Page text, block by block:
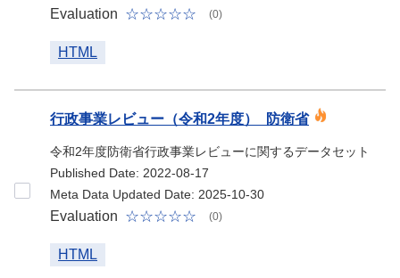
Evaluation (0)
HTML
行政事業レビュー（令和2年度）_防衛省
令和2年度防衛省行政事業レビューに関するデータセット
Published Date: 2022-08-17
Meta Data Updated Date: 2025-10-30
Evaluation (0)
HTML